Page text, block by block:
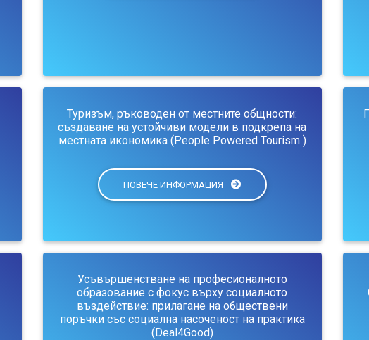
Туризъм, ръководен от местните общности:
създаване на устойчиви модели в подкрепа на
местната икономика (People Powered Tourism )
ПОВЕЧЕ ИНФОРМАЦИЯ
Усъвършенстване на професионалното
образование с фокус върху социалното
въздействие: прилагане на обществени
поръчки със социална насоченост на практика
(Deal4Good)